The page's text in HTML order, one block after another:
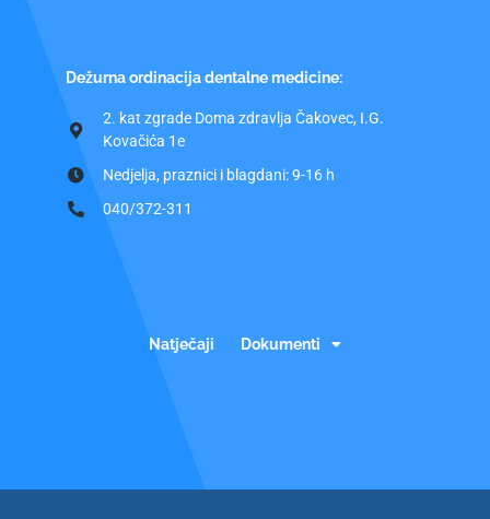
Dežurna ordinacija dentalne medicine:
2. kat zgrade Doma zdravlja Čakovec, I.G.
Kovačića 1e
Nedjelja, praznici i blagdani: 9-16 h
040/372-311
Natječaji Dokumenti